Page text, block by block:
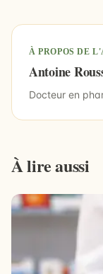
À PROPOS DE
Antoine
Docteur en
À lire aussi